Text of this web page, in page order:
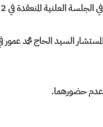
العلنية المنعقدة في 2 يونيو 1971.
السيد الحاج محمد
وعدم حضورهما.